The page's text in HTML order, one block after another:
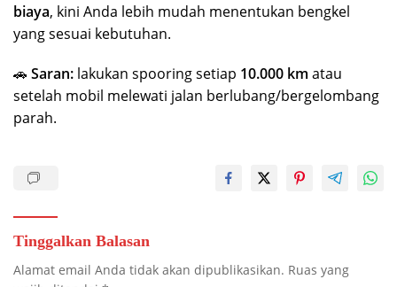
biaya, kini Anda lebih mudah menentukan bengkel
yang sesuai kebutuhan.
🚗 Saran: lakukan spooring setiap 10.000 km atau
setelah mobil melewati jalan berlubang/bergelombang
parah.
Tinggalkan Balasan
Alamat email Anda tidak akan dipublikasikan. Ruas yang